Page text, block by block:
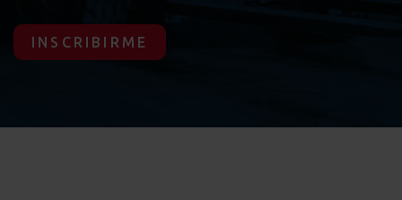
INSCRIBIRME